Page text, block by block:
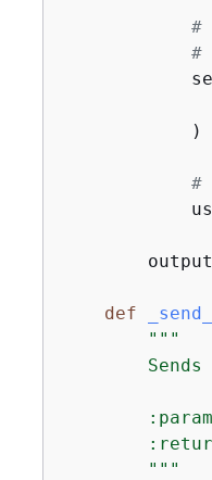
#
#
            )
#
def
"""
Sends
        """